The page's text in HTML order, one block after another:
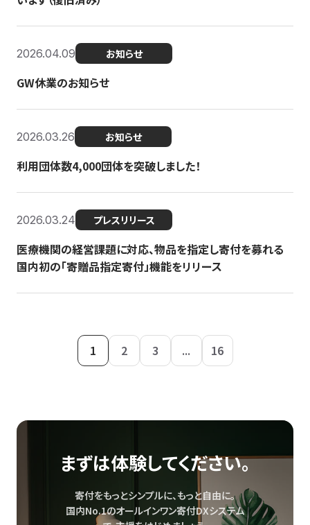
2026.04.09 お知らせ
GW休業のお知らせ
2026.03.26 お知らせ
利用団体数4,000団体を突破しました！
2026.03.24 プレスリリース
医療機関の経営課題に対応、物品を指定し寄付を募れる
国内初の「寄贈品指定寄付」機能をリリース
1 2 3 ... 16
まずは体験してください。
寄付をもっとシンプルに、もっと自由に。
国内No.1のオールインワン寄付DXシステム